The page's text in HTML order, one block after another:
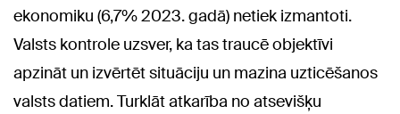
ekonomiku (6,7% 2023. gadā) netiek izmantoti.
Valsts kontrole uzsver, ka tas traucē objektīvi
apzināt un izvērtēt situāciju un mazina uzticēšanos
valsts datiem. Turklāt atkarība no atsevišķu